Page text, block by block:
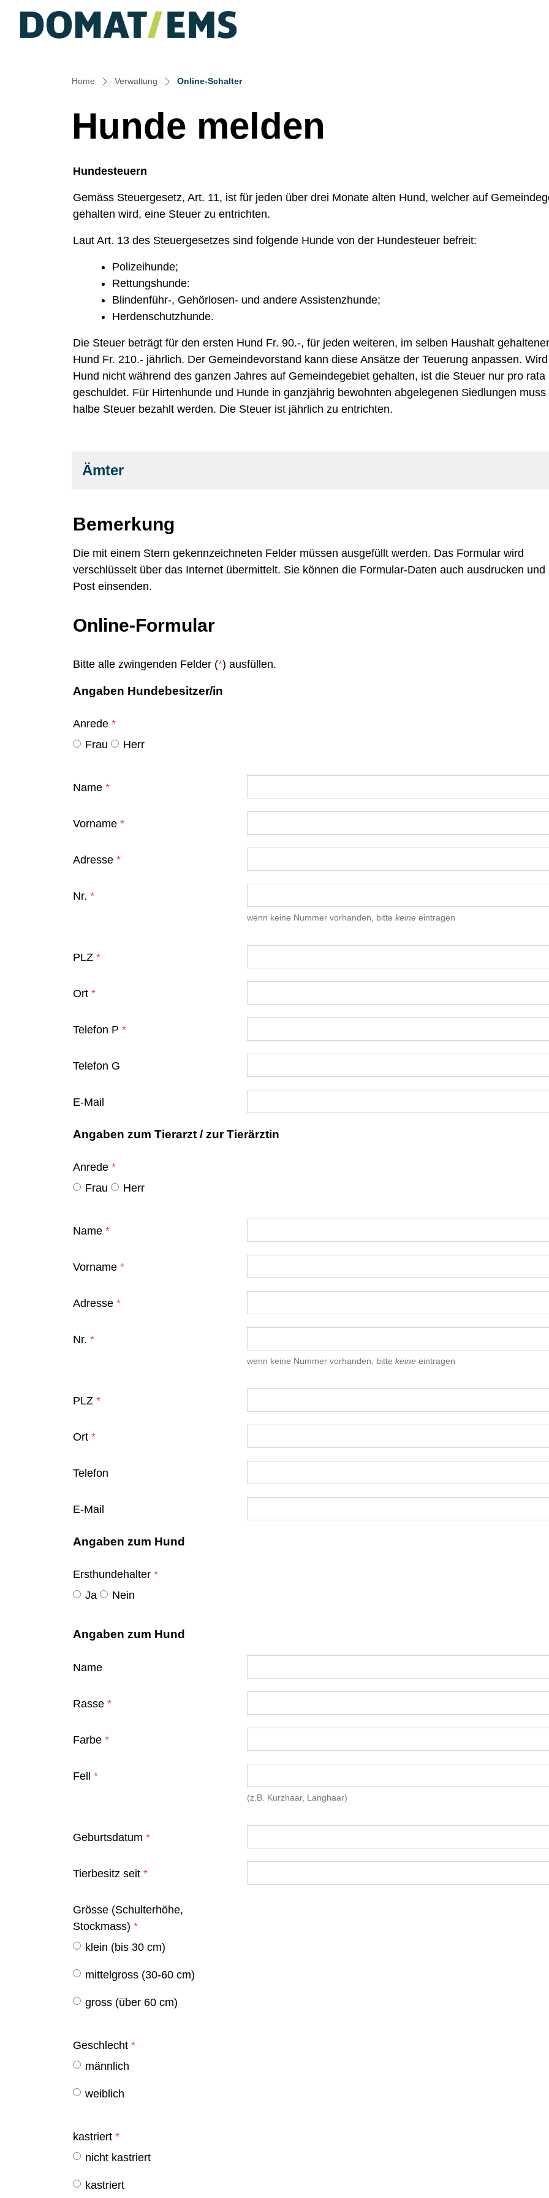
Home Verwaltung Online-Schalter(ausgewählt)
Hunde melden
Hundesteuern
Gemäss Steuergesetz, Art. 11, ist für jeden über drei Monate alten Hund, welcher auf
gehalten wird, eine Steuer zu entrichten.
Laut Art. 13 des Steuergesetzes sind folgende Hunde von der Hundesteuer befreit:
Polizeihunde;
Rettungshunde:
Blindenführ-, Gehörlosen- und andere Assistenzhunde;
Herdenschutzhunde.
Die Steuer beträgt für den ersten Hund Fr. 90.-, für jeden weiteren, im selben Haushalt
Hund Fr. 210.- jährlich. Der Gemeindevorstand kann diese Ansätze der Teuerung anpassen.
Hund nicht während des ganzen Jahres auf Gemeindegebiet gehalten, ist die Steuer nur pro rata
geschuldet. Für Hirtenhunde und Hunde in ganzjährig bewohnten abgelegenen Siedlungen muss
halbe Steuer bezahlt werden. Die Steuer ist jährlich zu entrichten.
Zugehörige Objekte
Ämter
Bemerkung
Die mit einem Stern gekennzeichneten Felder müssen ausgefüllt werden. Das Formular wird
verschlüsselt über das Internet übermittelt. Sie können die Formular-Daten auch ausdrucken und
Post einsenden.
Online-Formular
Bitte alle zwingenden Felder (*) ausfüllen.
Angaben Hundebesitzer/in
Anrede *
Frau
Herr
Name *
Vorname *
Adresse *
Nr. *
wenn keine Nummer vorhanden, bitte keineeintragen
PLZ *
Ort *
Telefon P *
Telefon G
E-Mail
Angaben zum Tierarzt / zur Tierärztin
Anrede *
Frau
Herr
Name *
Vorname *
Adresse *
Nr. *
wenn keine Nummer vorhanden, bitte keineeintragen
PLZ *
Ort *
Telefon
E-Mail
Angaben zum Hund
Ersthundehalter *
Ja
Nein
Angaben zum Hund
Name
Rasse *
Farbe *
Fell *
(z.B. Kurzhaar, Langhaar)
Geburtsdatum *
Tierbesitz seit *
Grösse (Schulterhöhe,
Stockmass) *
klein (bis 30 cm)
mittelgross (30-60 cm)
gross (über 60 cm)
Geschlecht *
männlich
weiblich
kastriert *
nicht kastriert
kastriert